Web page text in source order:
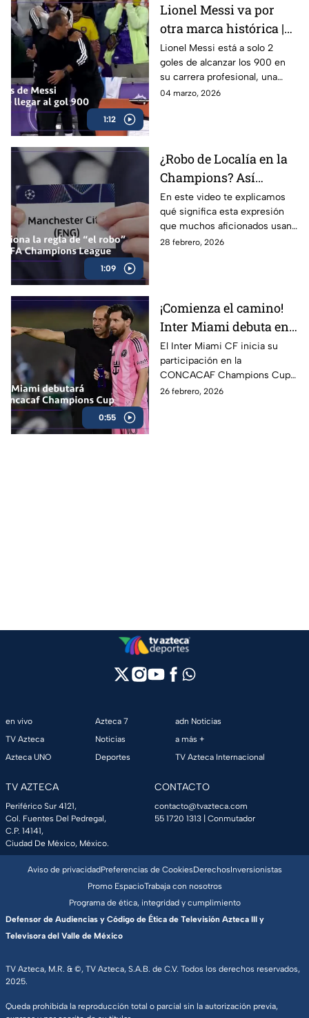
del Mundial 2026, que se
jugará en México, Estados
Unidos y Canadá, y que será el
primero en la historia con 48
selecciones participantes.
1:12
Lionel Messi va por
otra marca histórica |
¡A solo 2 goles de los
900!
Lionel Messi está a solo 2
goles de alcanzar los 900 en
su carrera profesional, una
cifra que reafirma su legado
04 marzo, 2026
1:09
¿Robo de Localía en la
Champions? Así
funciona realmente
En este video te explicamos
qué significa esta expresión
que muchos aficionados usan
en fases de eliminación
28 febrero, 2026
0:55
¡Comienza el camino!
Inter Miami debuta en
la Concachampions
con Messi como líder
El Inter Miami CF inicia su
participación en la
CONCACAF Champions Cup
con grandes expectativas y
26 febrero, 2026
en vivo
TV Azteca
Azteca UNO
Azteca 7
Noticias
Deportes
adn Noticias
a más +
TV Azteca Internacional
TV AZTECA
Periférico Sur 4121,
Col. Fuentes Del Pedregal,
C.P. 14141,
Ciudad De México, México.
CONTACTO
contacto@tvazteca.com
55 1720 1313 | Conmutador
TV Azteca, M.R. & ©, TV Azteca, S.A.B. de C.V. Todos los derechos reservados,
2025.
Queda prohibida la reproducción total o parcial sin la autorización previa,
Aviso de privacidadPreferencias de CookiesDerechosInversionistas
Promo EspacioTrabaja con nosotros
Programa de ética, integridad y cumplimiento
Defensor de Audiencias y Código de Ética de Televisión Azteca III y
Televisora del Valle de México